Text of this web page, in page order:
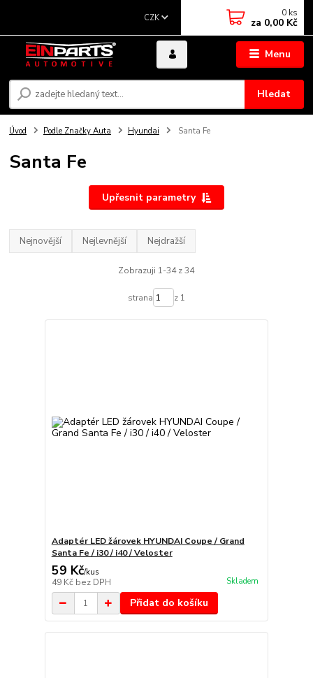
Menu
CZK
Hledat
0 ks
za 0,00 Kč
Úvod Podle Značky Auta Hyundai Santa Fe
Santa Fe
Upřesnit parametry
Nejnovější Nejlevnější Nejdražší
Zobrazuji 1-34 z 34
strana z 1
Adaptér LED žárovek HYUNDAI Coupe / Grand
Santa Fe / i30 / i40 / Veloster
59 Kč/kus
49 Kč bez DPH Skladem
Přidat do košíku